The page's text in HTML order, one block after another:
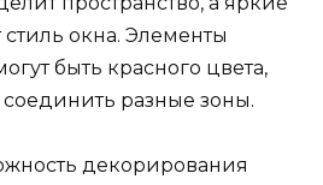
окна. Элементы
быть красного цвета,
разные зоны.
декорирования